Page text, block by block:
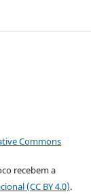
Commons
recebem a
(CC BY 4.0).